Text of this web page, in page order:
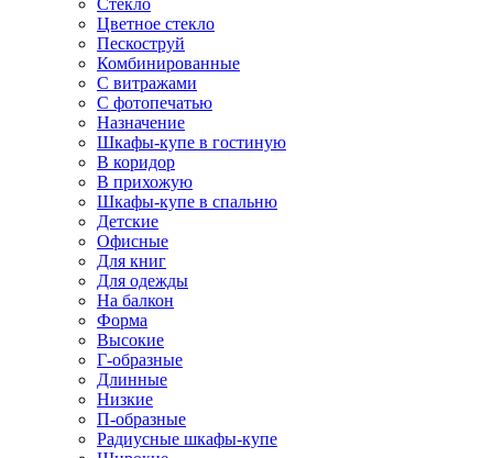
Стекло
Цветное стекло
Пескоструй
Комбинированные
С витражами
С фотопечатью
Назначение
Шкафы-купе в гостиную
В коридор
В прихожую
Шкафы-купе в спальню
Детские
Офисные
Для книг
Для одежды
На балкон
Форма
Высокие
Г-образные
Длинные
Низкие
П-образные
Радиусные шкафы-купе